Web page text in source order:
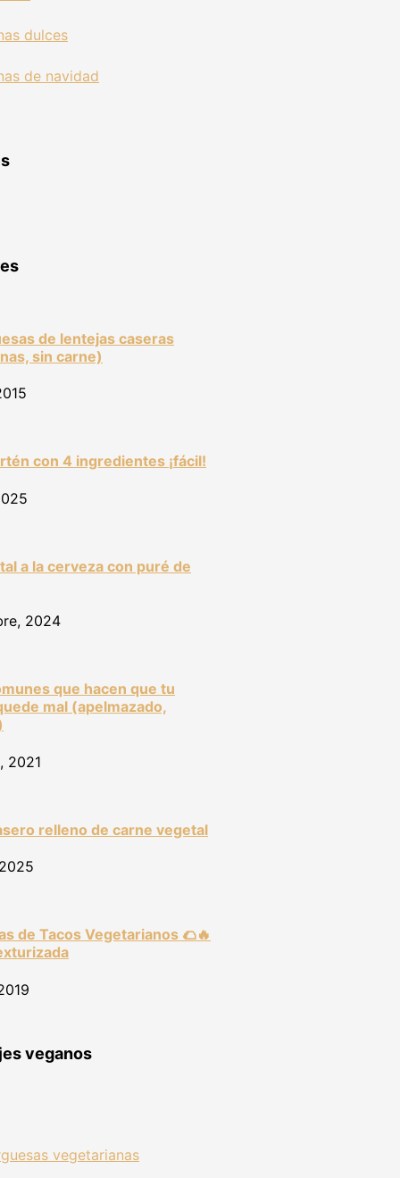
de lentejas caseras
sin carne)
con 4 ingredientes ¡fácil!
a la cerveza con puré de
2024
que hacen que tu
mal (apelmazado,
2021
relleno de carne vegetal
de Tacos Vegetarianos 🌮🔥
veganos
vegetarianas